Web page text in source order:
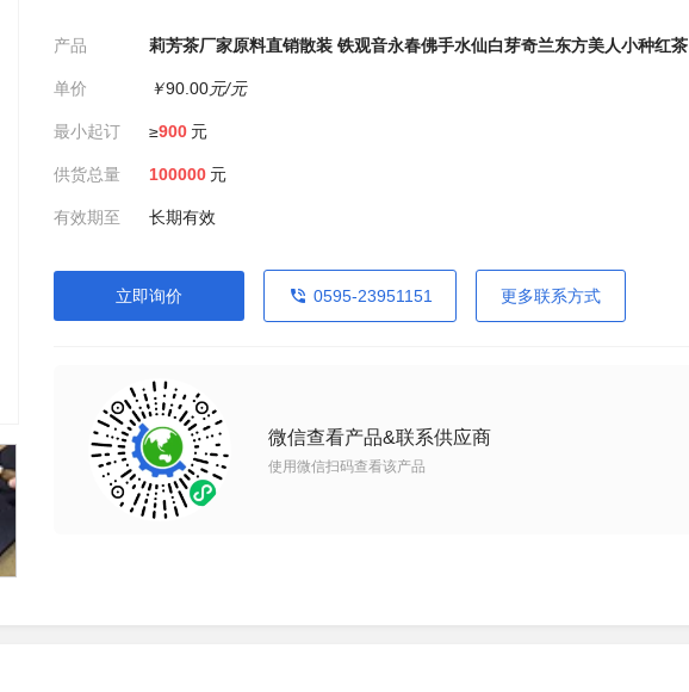
产品 莉芳茶厂家原料直销散装 铁观音永春佛手水仙白芽奇兰东方美人小种红茶
单价 ￥90.00元/元
最小起订 ≥900 元
供货总量 100000 元
有效期至 长期有效
立即询价 0595-23951151 更多联系方式
微信查看产品&联系供应商
使用微信扫码查看该产品